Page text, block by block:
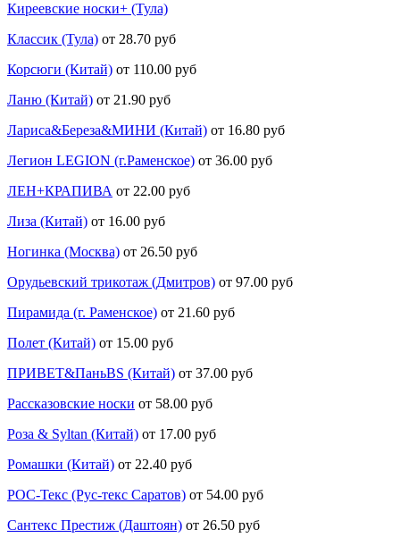
Киреевские носки+ (Тула)
Классик (Тула) от 28.70 руб
Корсюги (Китай) от 110.00 руб
Ланю (Китай) от 21.90 руб
Лариса&Береза&МИНИ (Китай) от 16.80 руб
Легион LEGION (г.Раменское) от 36.00 руб
ЛЕН+КРАПИВА от 22.00 руб
Лиза (Китай) от 16.00 руб
Ногинка (Москва) от 26.50 руб
Орудьевский трикотаж (Дмитров) от 97.00 руб
Пирамида (г. Раменское) от 21.60 руб
Полет (Китай) от 15.00 руб
ПРИВЕТ&ПаньBS (Китай) от 37.00 руб
Рассказовские носки от 58.00 руб
Роза & Syltan (Китай) от 17.00 руб
Ромашки (Китай) от 22.40 руб
РОС-Текс (Рус-текс Саратов) от 54.00 руб
Сантекс Престиж (Даштоян) от 26.50 руб